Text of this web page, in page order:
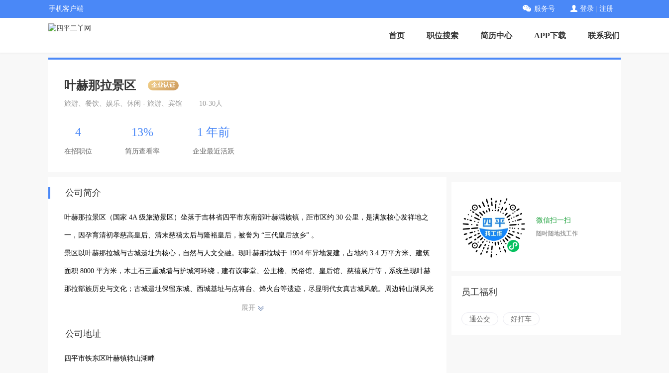
手机客户端 服务号 登录 注册
首页 职位搜索 简历中心 APP下载 联系我们
叶赫那拉景区 企业认证
旅游、餐饮、娱乐、休闲 - 旅游、宾馆 10-30人
4
在招职位
13%
简历查看率
1 年前
企业最近活跃
公司简介
叶赫那拉景区（国家 4A 级旅游景区）坐落于吉林省四平市东南部叶赫满族镇，距市区约 30 公里，是满族核心发祥地之
一，因孕育清初孝慈高皇后、清末慈禧太后与隆裕皇后，被誉为 “三代皇后故乡” 。
景区以叶赫那拉城与古城遗址为核心，自然与人文交融。现叶赫那拉城于 1994 年异地复建，占地约 3.4 万平方米、建筑
面积 8000 平方米，木土石三重城墙与护城河环绕，建有议事堂、公主楼、民俗馆、皇后馆、慈禧展厅等，系统呈现叶赫
那拉部族历史与文化；古城遗址保留东城、西城基址与点将台、烽火台等遗迹，尽显明代女真古城风貌。周边转山湖风光
旖旎，配套冬季滑雪、夏季滑草等休闲项目，是集寻根访古、文化体验与生态度假于一体的综合旅游区。
展开
公司地址
四平市铁东区叶赫镇转山湖畔
微信扫一扫
随时随地找工作
员工福利
通公交 好打车